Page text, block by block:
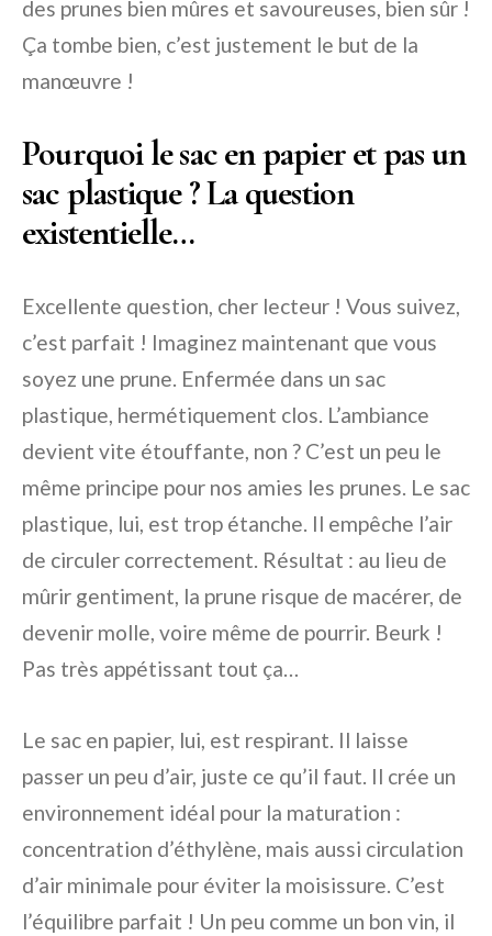
des prunes bien mûres et savoureuses, bien sûr !
Ça tombe bien, c’est justement le but de la
manœuvre !
Pourquoi le sac en papier et pas un
sac plastique ? La question
existentielle…
Excellente question, cher lecteur ! Vous suivez,
c’est parfait ! Imaginez maintenant que vous
soyez une prune. Enfermée dans un sac
plastique, hermétiquement clos. L’ambiance
devient vite étouffante, non ? C’est un peu le
même principe pour nos amies les prunes. Le sac
plastique, lui, est trop étanche. Il empêche l’air
de circuler correctement. Résultat : au lieu de
mûrir gentiment, la prune risque de macérer, de
devenir molle, voire même de pourrir. Beurk !
Pas très appétissant tout ça…
Le sac en papier, lui, est respirant. Il laisse
passer un peu d’air, juste ce qu’il faut. Il crée un
environnement idéal pour la maturation :
concentration d’éthylène, mais aussi circulation
d’air minimale pour éviter la moisissure. C’est
l’équilibre parfait ! Un peu comme un bon vin, il